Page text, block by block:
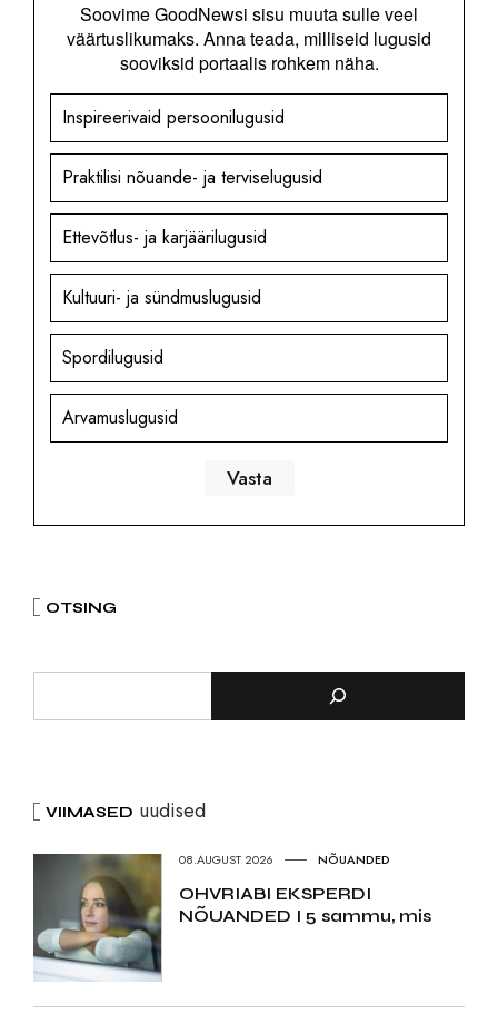
Soovime GoodNewsi sisu muuta sulle veel
väärtuslikumaks. Anna teada, milliseid lugusid
sooviksid portaalis rohkem näha.
Inspireerivaid persoonilugusid
Praktilisi nõuande- ja terviselugusid
Ettevõtlus- ja karjäärilugusid
Kultuuri- ja sündmuslugusid
Spordilugusid
Arvamuslugusid
OTSING
VIIMASED uudised
08.AUGUST 2026 NÕUANDED
OHVRIABI EKSPERDI
NÕUANDED I 5 sammu, mis